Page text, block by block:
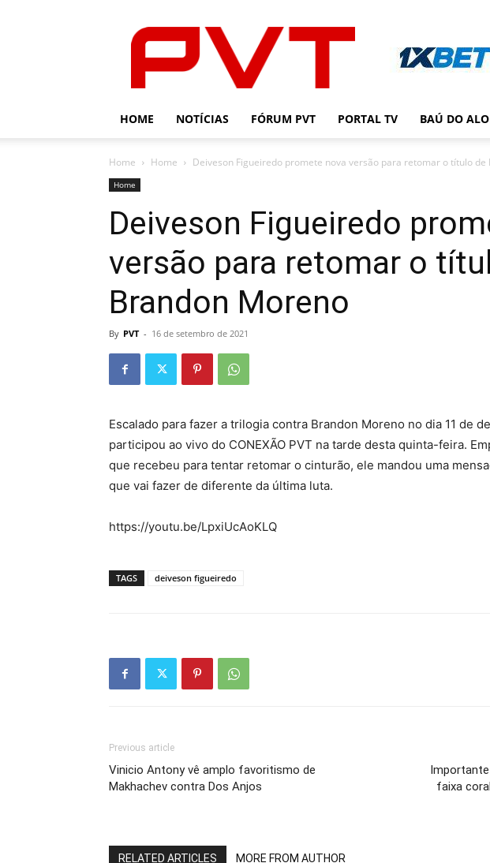
HOME NOTÍCIAS FÓRUM PVT PORTAL TV BAÚ DO
Home Home Deiveson Figueiredo promete nova versão para retomar o título
Home
Deiveson Figueiredo
versão para retomar o
Brandon Moreno
By PVT - 16 de setembro de 2021
Escalado para fazer a trilogia contra Brandon Moreno no dia 11 de
participou ao vivo do CONEXÃO PVT na tarde desta quinta-feira.
que recebeu para tentar retomar o cinturão, ele mandou uma
que vai fazer de diferente da última luta.
https://youtu.be/LpxiUcAoKLQ
TAGS deiveson figueiredo
Previous article
Vinicio Antony vê amplo favoritismo de
Makhachev contra Dos Anjos
faixa
RELATED ARTICLES MORE FROM AUTHOR